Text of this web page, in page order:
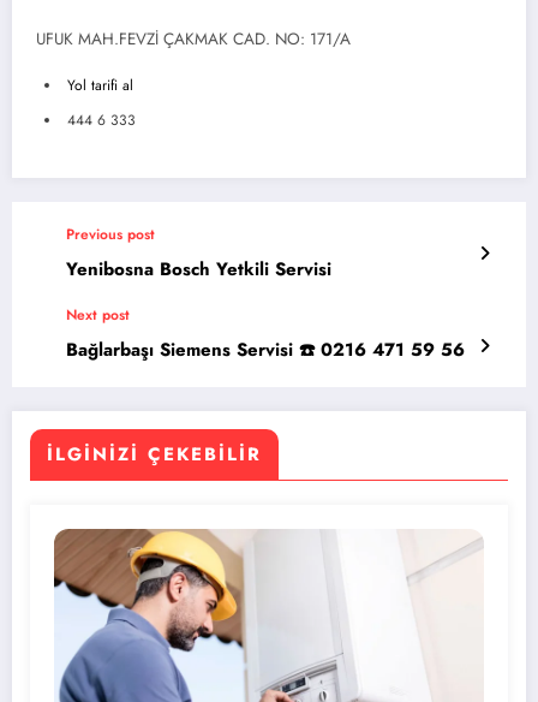
UFUK MAH.FEVZİ ÇAKMAK CAD. NO: 171/A
Yol tarifi al
444 6 333
Previous post
Yenibosna Bosch Yetkili Servisi
Next post
Bağlarbaşı Siemens Servisi ☎️ 0216 471 59 56
İLGINIZI ÇEKEBILIR